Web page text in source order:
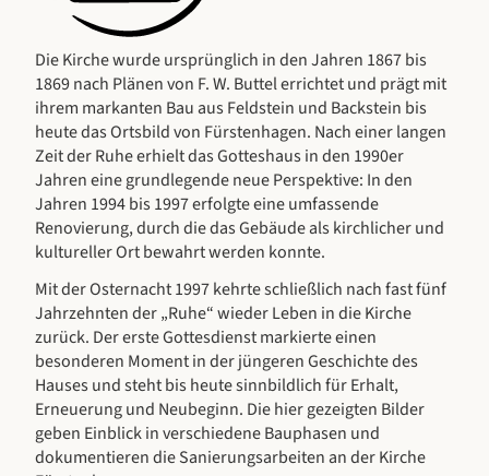
Die Kirche wurde ursprünglich in den Jahren 1867 bis
1869 nach Plänen von F. W. Buttel errichtet und prägt mit
ihrem markanten Bau aus Feldstein und Backstein bis
heute das Ortsbild von Fürstenhagen. Nach einer langen
Zeit der Ruhe erhielt das Gotteshaus in den 1990er
Jahren eine grundlegende neue Perspektive: In den
Jahren 1994 bis 1997 erfolgte eine umfassende
Renovierung, durch die das Gebäude als kirchlicher und
kultureller Ort bewahrt werden konnte.
Mit der Osternacht 1997 kehrte schließlich nach fast fünf
Jahrzehnten der „Ruhe“ wieder Leben in die Kirche
zurück. Der erste Gottesdienst markierte einen
besonderen Moment in der jüngeren Geschichte des
Hauses und steht bis heute sinnbildlich für Erhalt,
Erneuerung und Neubeginn. Die hier gezeigten Bilder
geben Einblick in verschiedene Bauphasen und
dokumentieren die Sanierungsarbeiten an der Kirche